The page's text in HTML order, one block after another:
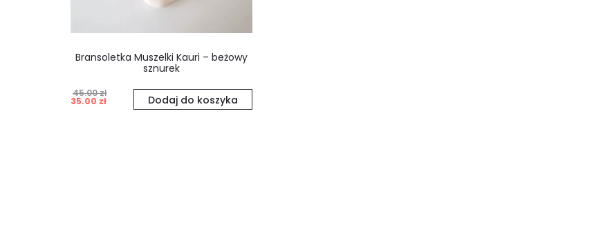
Bransoletka Muszelki Kauri – beżowy
sznurek
45.00zł
Pierwotna
35.00 zł
Aktualna
Dodaj do koszyka